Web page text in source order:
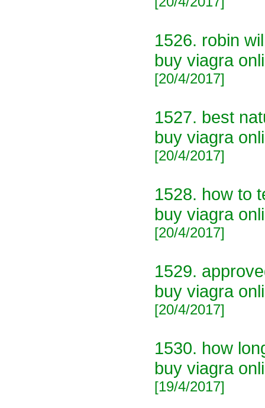
1526. robin
buy viagra
[20/4/2017]
1527. best
buy viagra
[20/4/2017]
1528. how to
buy viagra
[20/4/2017]
1529.
buy viagra
[20/4/2017]
1530. how
buy viagra
[19/4/2017]